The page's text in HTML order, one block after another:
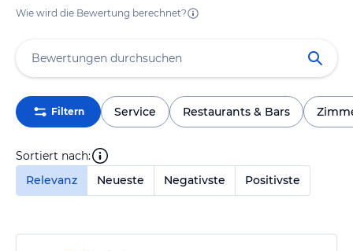
Wie wird die Bewertung berechnet?
Filtern Service Restaurants & Bars
Sortiert nach:
Relevanz
Neueste Negativste Positivste